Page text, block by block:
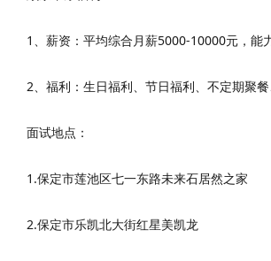
1、薪资：平均综合月薪5000-10000元，能
2、福利：生日福利、节日福利、不定期聚
面试地点：
1.保定市莲池区七一东路未来石居然之家
2.保定市乐凯北大街红星美凯龙